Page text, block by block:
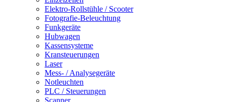
Elektro-Rollstühle / Scooter
Fotografie-Beleuchtung
Funkgeräte
Hubwagen
Kassensysteme
Kransteuerungen
Laser
Mess- / Analysegeräte
Notleuchten
PLC / Steuerungen
Scanner